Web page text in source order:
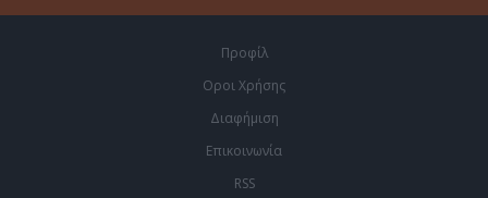
Προφίλ
Οροι Χρήσης
Διαφήμιση
Επικοινωνία
RSS